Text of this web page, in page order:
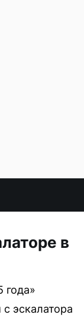
в
года»
эскалатора